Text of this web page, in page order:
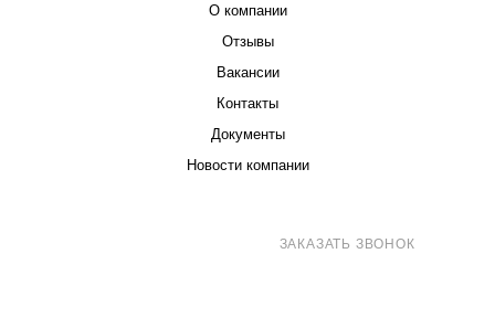
О компании
Отзывы
Вакансии
Контакты
Документы
Новости компании
ЗАКАЗАТЬ ЗВОНОК